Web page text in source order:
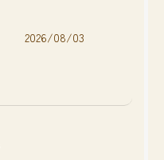
2026/08/03